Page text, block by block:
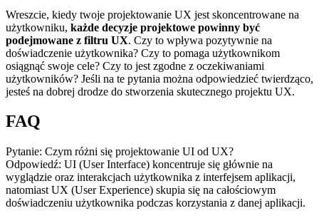
Wreszcie,​ kiedy twoje projektowanie UX jest skoncentrowane na⁣
użytkowniku, każde decyzje projektowe powinny być
podejmowane z ​filtru UX. Czy ⁢to ⁤wpływa pozytywnie na
doświadczenie użytkownika?⁤ Czy to​ pomaga‌ użytkownikom
osiągnąć swoje cele?⁤ Czy to jest zgodne⁣ z oczekiwaniami
użytkowników? ⁣Jeśli na te pytania można odpowiedzieć twierdząco,
jesteś ‌na dobrej‌ drodze do‌ stworzenia skutecznego projektu UX.
FAQ
Pytanie:‍ Czym różni ‌się projektowanie UI ⁤od UX?
Odpowiedź:⁣ UI (User Interface) koncentruje się głównie na ​
wyglądzie⁣ oraz ⁢interakcjach użytkownika z interfejsem aplikacji,
natomiast UX (User Experience) skupia się na całościowym
doświadczeniu użytkownika ‍podczas korzystania z danej aplikacji.